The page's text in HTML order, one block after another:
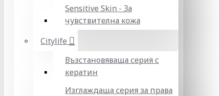
Sensitive Skin - За
чувствителна кожа
Citylife
Възстановяваща серия с
кератин
Изглаждаща серия за права